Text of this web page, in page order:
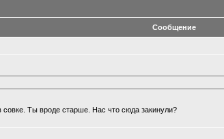
Сообщение
Ты вроде старше. Нас что сюда закинули?